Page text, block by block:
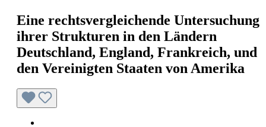
Eine rechtsvergleichende Untersuchung
ihrer Strukturen in den Ländern
Deutschland, England, Frankreich, und
den Vereinigten Staaten von Amerika